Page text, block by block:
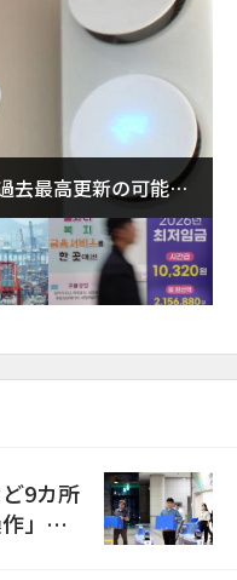
去最高更新の可能性
9カ所
」の